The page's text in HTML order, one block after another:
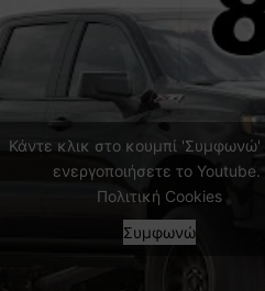
Κάντε κλικ στο κουμπί 'Συμφωνώ'
ενεργοποιήσετε το Youtube.
Πολιτική Cookies
Συμφωνώ